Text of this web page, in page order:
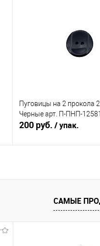
Пуговицы на 2 прокола
Черные арт. П-ПНП-
200 руб. / упак.
САМЫЕ